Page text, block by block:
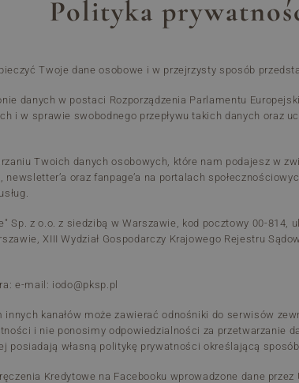
Polityka
Twoje dane osobowe i w przejrzysty sposób
danych w postaci Rozporządzenia Parlamentu
i w sprawie swobodnego przepływu takich danych oraz
Twoich danych osobowych, które nam podajesz w
oraz fanpage’a na portalach
z o.o. z siedzibą w Warszawie, kod pocztowy 00-814,
XIII Wydział Gospodarczy Krajowego Rejestru
e-mail: iodo@pksp.pl
kanałów może zawierać odnośniki do serwisów
i nie ponosimy odpowiedzialności za przetwarzanie
własną politykę prywatności określającą
Kredytowe na Facebooku wprowadzone dane